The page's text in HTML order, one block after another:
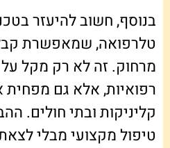
בנוסף, חשוב להיעזר
טלרפואה, שמאפשרת
מרחוק. זה לא רק מקל
רפואיות, אלא גם
קליניקות ובתי חולים.
טיפול מקצועי מבלי